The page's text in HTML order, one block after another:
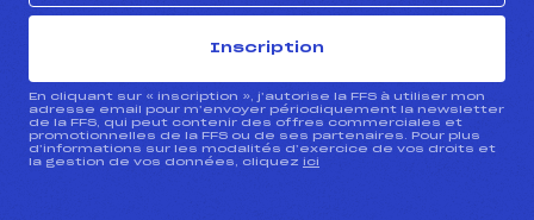
Inscription
En cliquant sur « inscription », j’autorise la FFS à utiliser mon
adresse email pour m’envoyer périodiquement la newsletter
de la FFS, qui peut contenir des offres commerciales et
promotionnelles de la FFS ou de ses partenaires. Pour plus
d’informations sur les modalités d’exercice de vos droits et
la gestion de vos données, cliquez ici